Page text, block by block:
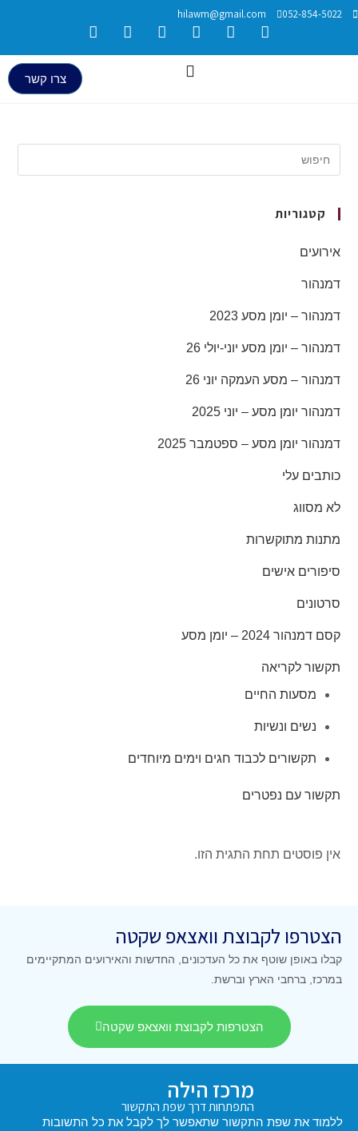
hilawm@gmail.com
מסע 2023
מסע יוני-יולי 26
מסע העמקה יוני 26
מסע – יוני 2025
מסע – ספטמבר 2025
אישים
יומן מסע
החיים
ונשיות
לכבוד חגים וימים מיוחדים
נפטרים
תחת התגית הזו.
לקבוצת וואצאפ שקטה
שוטף את כל העדכונים, החדשות והאירועים המתקיימים
הארץ וברשת.
הצטרפות לקבוצת וואצאפ שקטה
מרכז הילה
התפתחות דרך שפת התקשור
שפת התקשור שתאפשר לך לקבל את כל התשובות